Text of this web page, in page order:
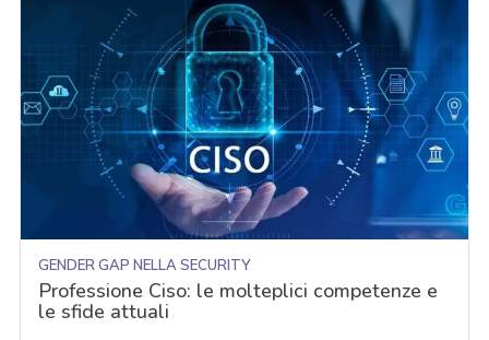
GENDER GAP NELLA SECURITY
Professione Ciso: le molteplici competenze e
le sfide attuali